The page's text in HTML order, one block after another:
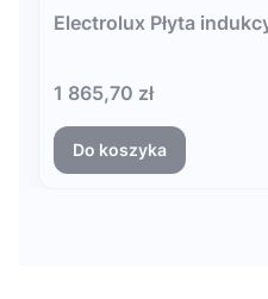
Electrolux Płyta
Cena
1 865,70 zł
Do koszyka